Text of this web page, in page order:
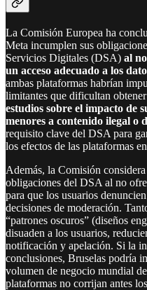
La Comisión Europea ha
Meta incumplen sus
Servicios Digitales (DSA) al
un acceso adecuado a los
ambas plataformas habrían
limitantes que dificultan
estudios sobre el impacto de
menores a contenido ilegal o
requisito clave del DSA para
los efectos de las plataformas
Además, la Comisión
obligaciones del DSA al no
para que los usuarios
decisiones de moderación.
“patrones oscuros” (diseños
disuaden a los usuarios,
notificación y apelación. Si la
conclusiones, Bruselas podría
volumen de negocio mundial
plataformas no corrijan antes